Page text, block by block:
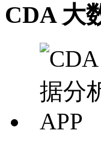
CDA 大